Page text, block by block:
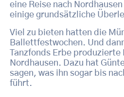
eine Reise nach
einige grundsätzliche
Viel zu bieten hatten die
Ballettfestwochen. Und
Tanzfonds Erbe
Nordhausen. Dazu hat
sagen, was ihn sogar bis
führt.